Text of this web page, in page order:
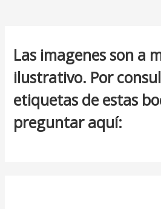
Las imagenes son a
ilustrativo. Por
etiquetas de estas
preguntar aquí: